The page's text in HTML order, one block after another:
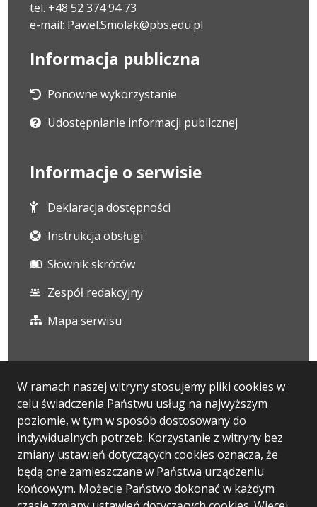
W ramach naszej witryny stosujemy pliki cookies w
celu świadczenia Państwu usług na najwyższym
poziomie, w tym w sposób dostosowany do
indywidualnych potrzeb. Korzystanie z witryny bez
zmiany ustawień dotyczących cookies oznacza, że
będą one zamieszczane w Państwa urządzeniu
końcowym. Możecie Państwo dokonać w każdym
tel. +48 52 374 94 73
e-mail: Pawel.Smolak@pbs.edu.pl
Informacja publiczna
Ponowne wykorzystanie
Udostępnianie informacji publicznej
Informacje o serwisie
Deklaracja dostępności
Instrukcja obsługi
Słownik skrótów
Zespół redakcyjny
Mapa serwisu
Statystyki oglądalności
Ostatnio dodane
Polityka prywatności